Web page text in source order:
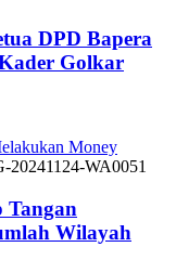
DPD Bapera
Golkar
Money
Tangan
Wilayah